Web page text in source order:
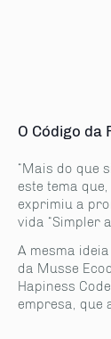
O Código da
“Mais do que
este tema
exprimiu a
vida “Simpler
A mesma
da Musse
Hapiness
empresa, que